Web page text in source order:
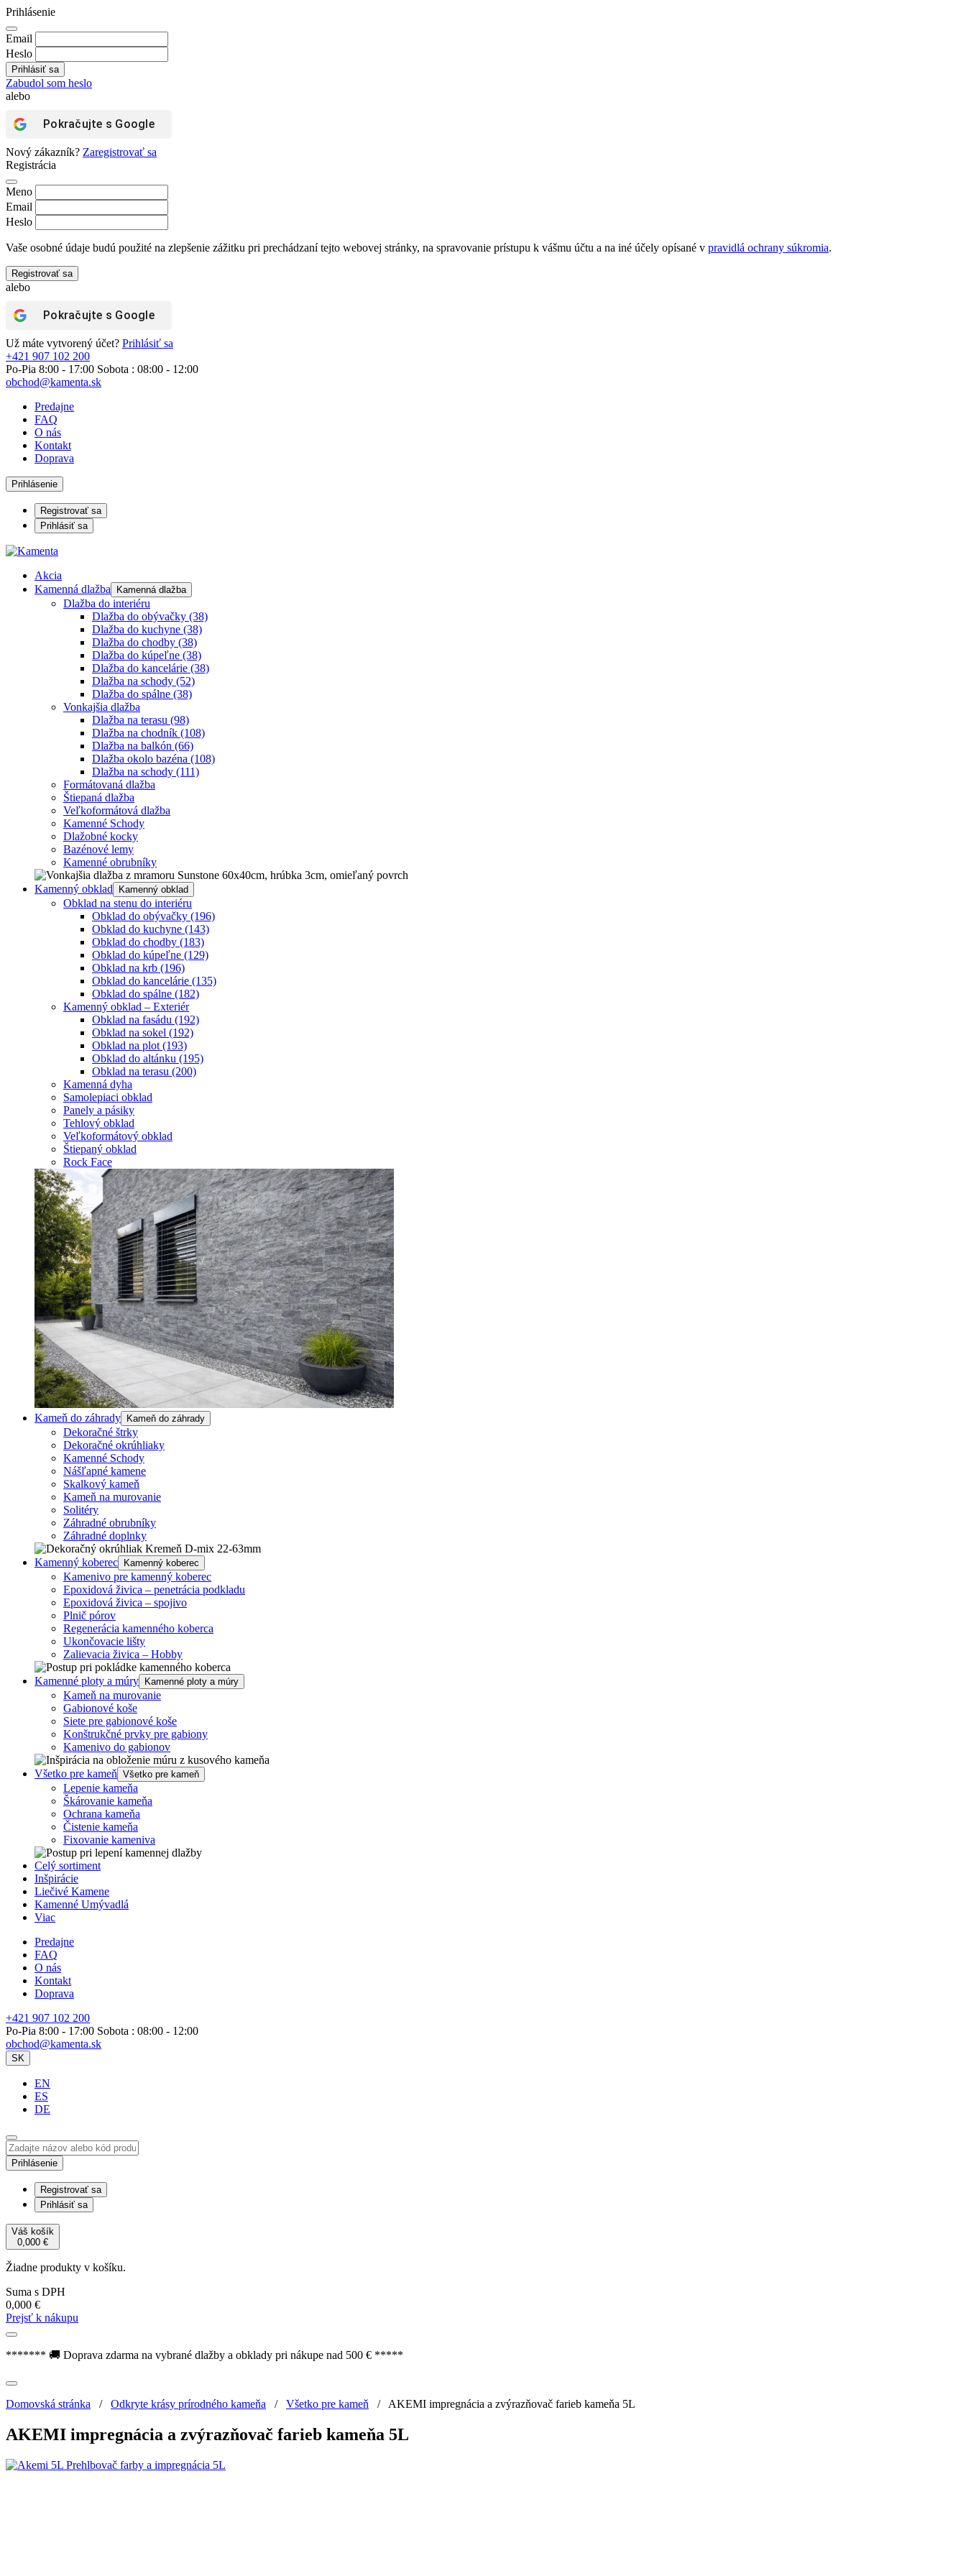
Prihlásenie
Email
Heslo
Zabudol som heslo
alebo
Pokračujte s Google
Nový zákazník? Zaregistrovať sa
Registrácia
Meno
Email
Heslo
Vaše osobné údaje budú použité na zlepšenie zážitku pri prechádzaní tejto webovej stránky, na spravovanie prístupu k vášmu účtu a na iné účely opísané v pravidlá ochrany súkromia.
Registrovať sa
alebo
Pokračujte s Google
Už máte vytvorený účet? Prihlásiť sa
+421 907 102 200
Po-Pia 8:00 - 17:00 Sobota : 08:00 - 12:00
obchod@kamenta.sk
Predajne
FAQ
O nás
Kontakt
Doprava
Prihlásenie
Registrovať sa
Prihlásiť sa
Akcia
Kamenná dlažba
Kamenná dlažba
Dlažba do interiéru
Dlažba do obývačky (38)
Dlažba do kuchyne (38)
Dlažba do chodby (38)
Dlažba do kúpeľne (38)
Dlažba do kancelárie (38)
Dlažba na schody (52)
Dlažba do spálne (38)
Vonkajšia dlažba
Dlažba na terasu (98)
Dlažba na chodník (108)
Dlažba na balkón (66)
Dlažba okolo bazéna (108)
Dlažba na schody (111)
Formátovaná dlažba
Štiepaná dlažba
Veľkoformátová dlažba
Kamenné Schody
Dlažobné kocky
Bazénové lemy
Kamenné obrubníky
Kamenný obklad Kamenný obklad
Obklad na stenu do interiéru
Obklad do obývačky (196)
Obklad do kuchyne (143)
Obklad do chodby (183)
Obklad do kúpeľne (129)
Obklad na krb (196)
Obklad do kancelárie (135)
Obklad do spálne (182)
Kamenný obklad – Exteriér
Obklad na fasádu (192)
Obklad na sokel (192)
Obklad na plot (193)
Obklad do altánku (195)
Obklad na terasu (200)
Kamenná dyha
Samolepiaci obklad
Panely a pásiky
Tehlový obklad
Veľkoformátový obklad
Štiepaný obklad
Rock Face
Kameň do záhrady Kameň do záhrady
Dekoračné štrky
Dekoračné okrúhliaky
Kamenné Schody
Nášľapné kamene
Skalkový kameň
Kameň na murovanie
Solitéry
Záhradné obrubníky
Záhradné doplnky
Kamenný koberec Kamenný koberec
Kamenivo pre kamenný koberec
Epoxidová živica – penetrácia podkladu
Epoxidová živica – spojivo
Plnič pórov
Regenerácia kamenného koberca
Ukončovacie lišty
Zalievacia živica – Hobby
Kamenné ploty a múry Kamenné ploty a múry
Kameň na murovanie
Gabionové koše
Siete pre gabionové koše
Konštrukčné prvky pre gabiony
Kamenivo do gabionov
Všetko pre kameň Všetko pre kameň
Lepenie kameňa
Škárovanie kameňa
Ochrana kameňa
Čistenie kameňa
Fixovanie kameniva
Celý sortiment
Inšpirácie
Liečivé Kamene
Kamenné Umývadlá
Viac
Predajne
FAQ
O nás
Kontakt
Doprava
+421 907 102 200
Po-Pia 8:00 - 17:00 Sobota : 08:00 - 12:00
obchod@kamenta.sk
SK
EN
ES
DE
Prihlásenie
Registrovať sa
Prihlásiť sa
Váš košík
0,000 €
Žiadne produkty v košíku.
Suma s DPH
0,000 €
Prejsť k nákupu
******* 🚚 Doprava zdarma na vybrané dlažby a obklady pri nákupe nad 500 € *****
Domovská stránka / Odkryte krásy prírodného kameňa / Všetko pre kameň / AKEMI impregnácia a zvýrazňovač farieb kameňa 5L
AKEMI impregnácia a zvýrazňovač farieb kameňa 5L